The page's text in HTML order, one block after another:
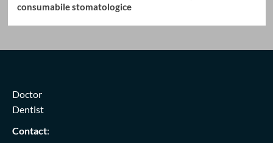
consumabile stomatologice
Doctor
Dentist
Contact: